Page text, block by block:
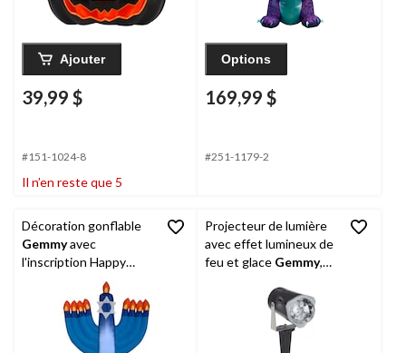
Ajouter
39,99 $
#151-1024-8
Il n’en reste que 5
Options
169,99 $
#251-1179-2
Décoration gonflable
Gemmyavec
l'inscription Happy
Hanukkah en forme de
ménorah, 3,5 pi, pour
Hanoukka
Projecteur de lumière
avec effet lumineux de
feu et glace Gemmy,
intérieure/extérieure
pour l'Halloween